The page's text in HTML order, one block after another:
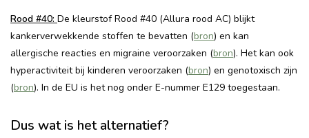
Rood #40: De kleurstof Rood #40 (Allura rood AC) blijkt
kankerverwekkende stoffen te bevatten (bron) en kan
allergische reacties en migraine veroorzaken (bron). Het kan ook
hyperactiviteit bij kinderen veroorzaken (bron) en genotoxisch zijn
(bron). In de EU is het nog onder E-nummer E129 toegestaan.
Dus wat is het alternatief?